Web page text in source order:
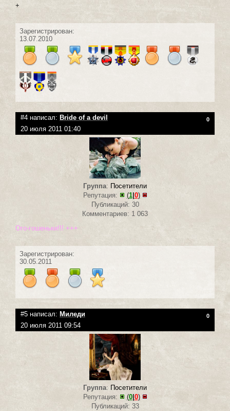
+
Зарегистрирован:
13.07.2010
#4 написал: Bride of a devil 0
20 июля 2011 01:40
Группа: Посетители
Репутация:
(1|0)
Публикаций: 30
Комментариев: 1 063
Ого-гошеньки!!! +++
Зарегистрирован:
30.05.2011
#5 написал: Миледи 0
20 июля 2011 09:54
Группа: Посетители
Репутация:
(0| 0)
Публикаций: 33